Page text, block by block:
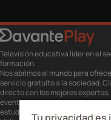
Televisión educativa líder en el
formación.
Nos abrimos al mundo para
servicio gratuito a la sociedad.
directo con los mejores expertos,
eventos, masterclass y recursos
estudiantes…